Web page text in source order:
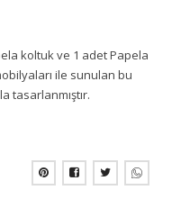
koltuk ve 1 adet Papela
ile sunulan bu
tasarlanmıştır.